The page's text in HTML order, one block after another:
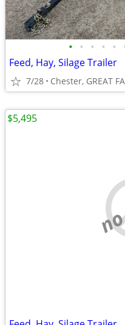
• • • • •
Feed, Hay, Silage Trailer
7/28 Chester, GREAT
$5,495